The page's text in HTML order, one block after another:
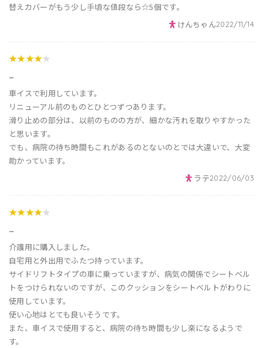
替えカバーがもう少し手頃な値段なら☆5個です。
けんちゃん2022/11/14
★★★★★
車イスで利用しています。
リニューアル前のものとひとつずつあります。
滑り止めの部分は、以前のものの方が、細かな汚れを取りやすかった
と思います。
でも、病院の待ち時間もこれがあるのとないのとでは大違いで、大変
助かっています。
ラテ2022/06/03
★★★★★
介護用に購入しました。
自宅用と外出用でふたつ持っています。
サイドリフトタイプの車に乗っていますが、病気の関係でシートベル
トをつけられないのですが、このクッションをシートベルトがわりに
使用しています。
使い心地はとても良いそうです。
また、車イスで使用すると、病院の待ち時間も少し楽になるようで
す。